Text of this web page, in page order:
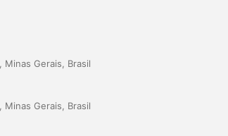
Gerais, Brasil
Gerais, Brasil